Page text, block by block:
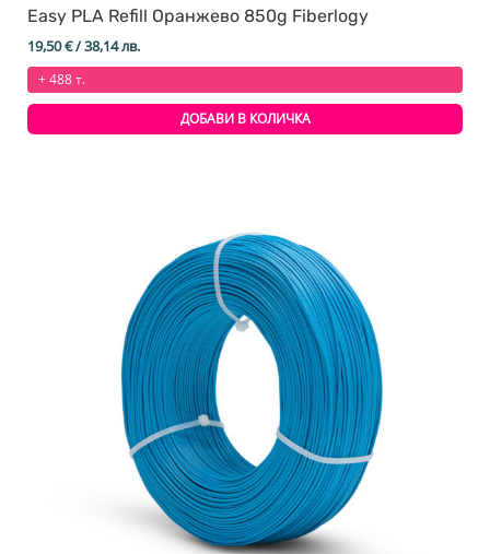
Easy PLA Refill Оранжево 850g Fiberlogy
19,50€/ 38,14 лв.
+ 488 т.
ДОБАВИ В КОЛИЧКА